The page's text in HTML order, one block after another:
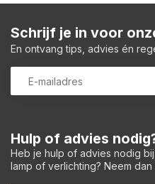
Hulp of advies
Heb je hulp of advies nodig
lamp of verlichting? Neem
Schrijf je in voor
En ontvang tips, advies én